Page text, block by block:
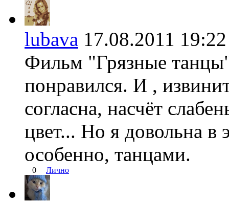
lubava 17.08.2011
Фильм "Грязные
понравился. И ,
согласна, насчёт
цвет... Но я довольна
особенно, танцами.
0 Лично